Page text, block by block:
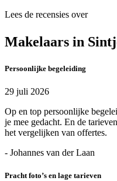
Lees de recensies over
Makelaars in
Persoonlijke begeleiding
29 juli 2026
Op en top persoonlijke
je mee gedacht. En de
het vergelijken van offertes.
- Johannes van der Laan
Pracht foto’s en lage tarieven